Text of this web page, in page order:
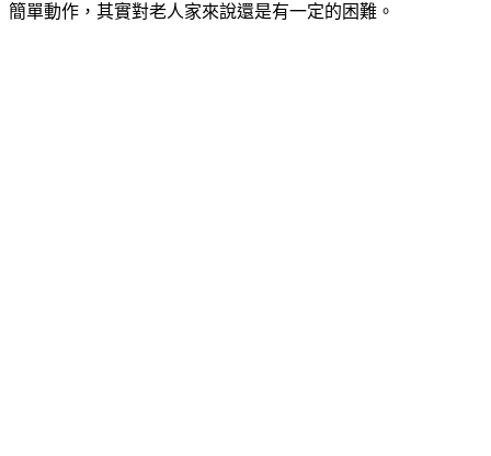
簡單動作，其實對老人家來說還是有一定的困難。